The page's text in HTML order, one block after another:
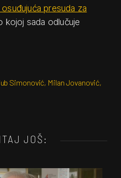
presuda za
kojoj sada odlučuje
Simonović, Milan Jovanović,
JOŠ: